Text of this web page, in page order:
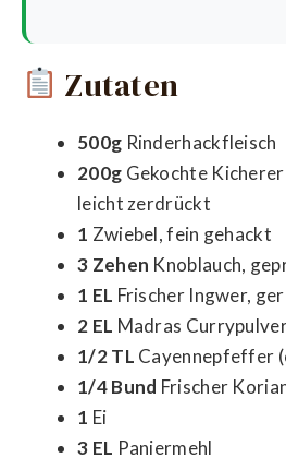
Zutaten
500g Rinderhackfleisch
200g Gekochte
leicht zerdrückt
1 Zwiebel, fein gehackt
3 Zehen Knoblauch,
1 EL Frischer Ingwer,
2 EL Madras
1/2 TL Cayennepfeffer
1/4 Bund Frischer
1 Ei
3 EL Paniermehl